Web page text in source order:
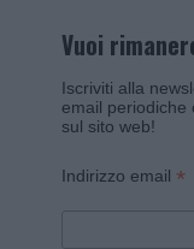
Vuoi
Iscriviti alla
email periodiche
sul sito web!
Indirizzo email *